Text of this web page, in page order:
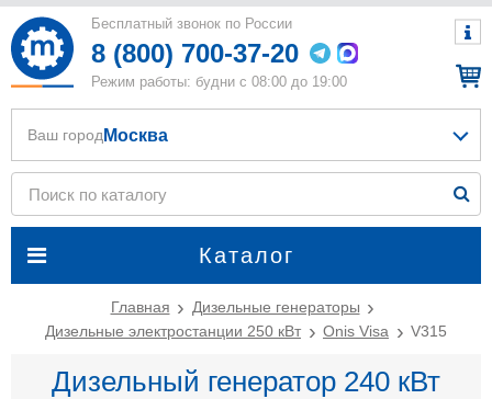
Бесплатный звонок по России
8 (800) 700-37-20
Режим работы: будни с 08:00 до 19:00
Каталог
Ваш город Москва
Главная
Дизельные генераторы
Дизельные электростанции 250 кВт
Onis Visa V315
Дизельный генератор 240 кВт